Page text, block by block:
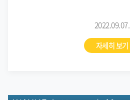
2022.09.07.
자세히 보기